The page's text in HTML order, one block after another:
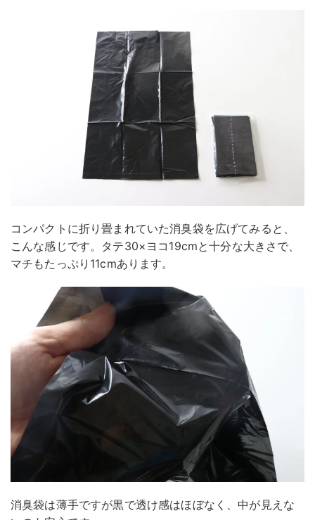
コンパクトに折り畳まれていた消臭袋を広げてみると、
こんな感じです。タテ30×ヨコ19cmと十分な大きさで、
マチもたっぷり11cmあります。
消臭袋は薄手ですが黒で透け感はほぼなく、中が見えな